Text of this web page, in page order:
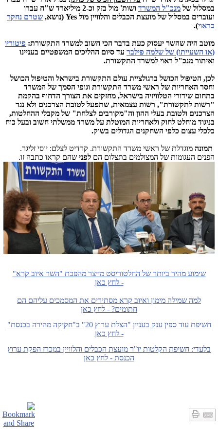
במסלול של מנכ"ל המשרד
ושות' מול בזק וכ-2 מיליארד ש"ח עברו
ועוברים במסלול של מועצת הכבלים והלוויין מול Yes (נושא,
שטרם נחקר
כראוי).
מוטב היה שהשר יעסוק כעת בדבר הכי חשוב למשרד התקשורת: פיטוריו
(או השעייתו) של שלמה פילבר עד סיום ההליכים המשפטיים בעניינו
ואיתור מנכ"ל ראוי למשרד התקשורת.
לכן, הטיפול הכושל ברגולציית עולם התקשורת בישראל והטיפול הכושל
וחסר האחריות של ראשי משרד התקשורת וגופי הסמך של המשרד
בתחום שידורי הטלוויזיה בישראל, מחזקים את הצורך הדחוף בהקמת
"רשות לתקשורת", רשות עצמאית, שתפעל לטובת הצרכנים ולא נגד
הצרכנים ולטובת בעלי ההון וה"מקורבים לצלחת" של מקבלי ההחלטות,
בניגוד מוחלט לחוק ולאחריות המוטלת על משרד ממשלתי חשוב ובעל כוח
כלכלי עצום כלפי השחקנים הגדולים בשוק.
תמונה מוגדלת של ראשי משרד התקשורת. קרדיט לצלם: יוסי זליגר.
הפנים העגומות של המצולמים בתצלום הם לפני שהם קראו כתבה זו.
שימוע מהיר ביותר של החלטוריסט מייצר מהפכת "השר איוב קרא"
- לחץ כאן
למה שמילה מימון ואיוב קרא מסתירים את המסמכים עליהם הם
חתומים? - לחץ כאן
חשיפת עוד ספין ענק בעניין "הצלת ערוץ 20" ב"חקיקה מהירה בכנסת"
- לחץ כאן
בלעדי: חשיפת הקלטות יו"ר מועצת הכבלים והלוויין במכרז הפקת ערוץ
הכנסת - לחץ כאן